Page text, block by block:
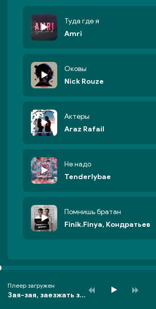
Туда где я
Amri
Оковы
Nick Rouze
Актеры
Araz Rafail
Не надо
Tenderlybae
Помнишь братан
Finik.Finya, Кондратьев
Плеер загружен
Зая-зая, заезжать за мной не надо!